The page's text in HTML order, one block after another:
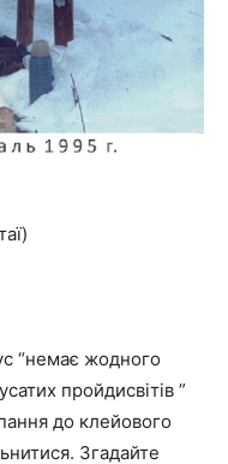
“немає жодного
пройдисвітів ”
до клейового
Згадайте